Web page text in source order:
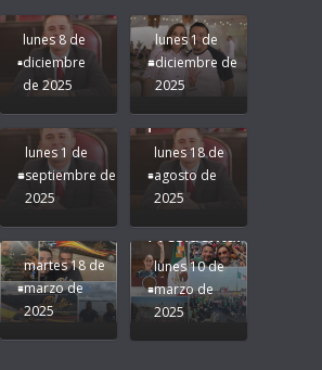
lunes 8 de
diciembre
de 2025
lunes 1 de
diciembre de
2025
Seguimos la
Ruta que
Marca
Nuestra
Rocío Nahle.
lunes 1 de
septiembre de
2025
de moda;
San
Andrés
Tuxtla
presente.
lunes 18 de
agosto de
2025
Difamación
martes 18 de
marzo de
2025
Presidenta!
lunes 10 de
marzo de
2025